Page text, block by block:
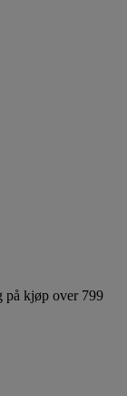
på kjøp over 799